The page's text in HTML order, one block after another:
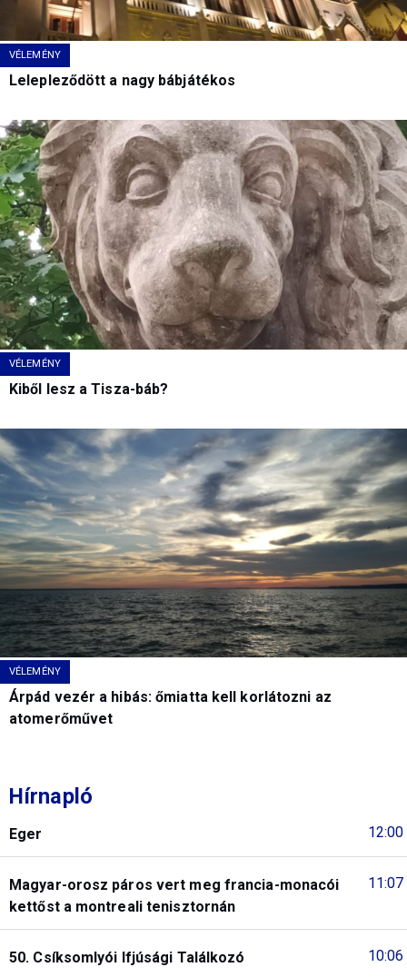
VÉLEMÉNY
Lelepleződött a nagy bábjátékos
VÉLEMÉNY
Kiből lesz a Tisza-báb?
VÉLEMÉNY
Árpád vezér a hibás: őmiatta kell korlátozni az
atomerőművet
Hírnapló
12:00
Eger
11:07
Magyar-orosz páros vert meg francia-monacói
kettőst a montreali tenisztornán
10:06
50. Csíksomlyói Ifjúsági Találkozó